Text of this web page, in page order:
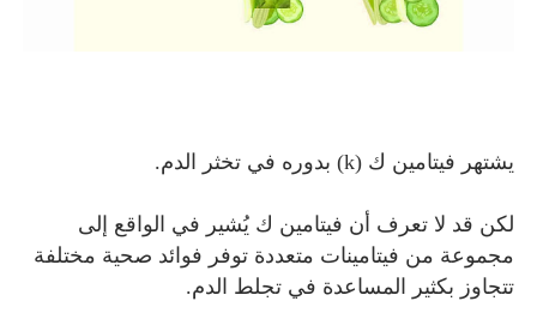
يشتهر فيتامين ك (k) بدوره في تخثر الدم.
لكن قد لا تعرف أن فيتامين ك يُشير في الواقع إلى
مجموعة من فيتامينات متعددة توفر فوائد صحية مختلفة
تتجاوز بكثير المساعدة في تجلط الدم.